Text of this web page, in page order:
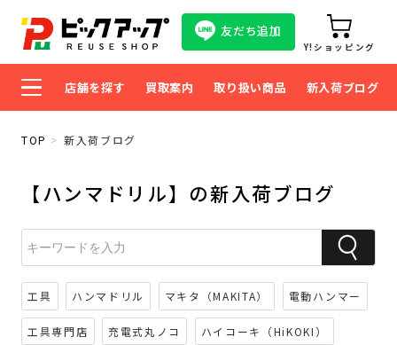
友だち追加
Y!ショッピング
店舗を探す 買取案内 取り扱い商品 新入荷ブログ
TOP 新入荷ブログ
【ハンマドリル】の新入荷ブログ
工具 ハンマドリル マキタ（MAKITA） 電動ハンマー
工具専門店 充電式丸ノコ ハイコーキ（HiKOKI）